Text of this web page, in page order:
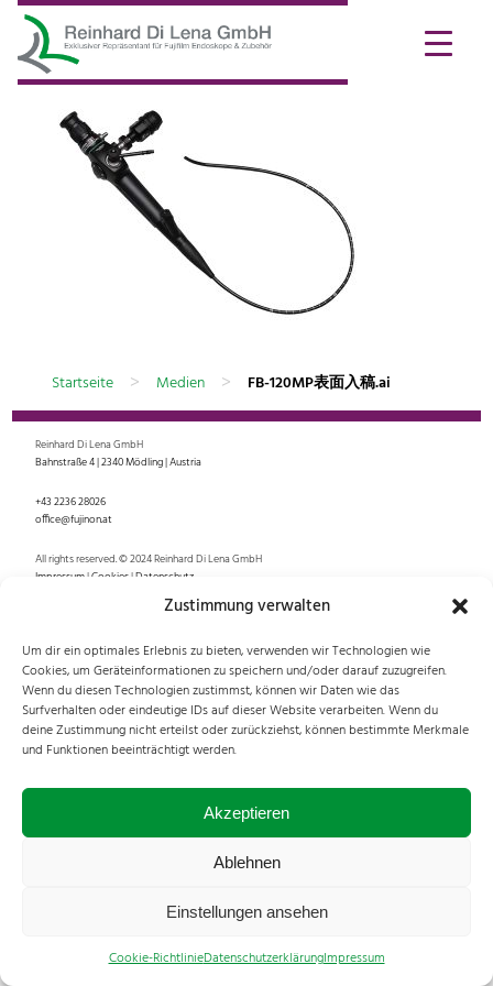
Zustimmung verwalten
Um dir ein optimales Erlebnis zu bieten, verwenden wir Technologien wie
Cookies, um Geräteinformationen zu speichern und/oder darauf zuzugreifen.
Wenn du diesen Technologien zustimmst, können wir Daten wie das
Surfverhalten oder eindeutige IDs auf dieser Website verarbeiten. Wenn du
deine Zustimmung nicht erteilst oder zurückziehst, können bestimmte Merkmale
und Funktionen beeinträchtigt werden.
Akzeptieren
Ablehnen
Einstellungen ansehen
Cookie-RichtlinieDatenschutzerklärungImpressum
Startseite > Medien > FB-120MP表面入稿.ai
Reinhard Di Lena GmbH
Bahnstraße 4 | 2340 Mödling | Austria
+43 2236 28026
office@fujinon.at
All rights reserved. © 2024 Reinhard Di Lena GmbH
Impressum|Cookies|Datenschutz